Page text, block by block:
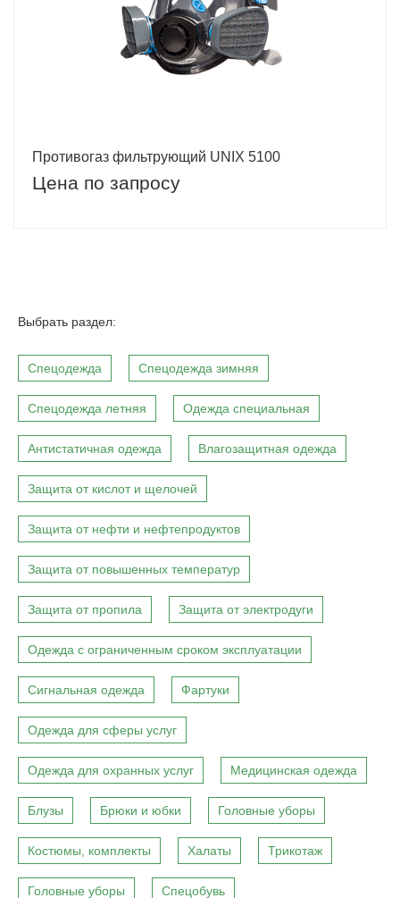
Противогаз фильтрующий UNIX 5100
Цена по запросу
Выбрать раздел:
Спецодежда Спецодежда зимняя
Спецодежда летняя Одежда специальная
Антистатичная одежда Влагозащитная одежда
Защита от кислот и щелочей
Защита от нефти и нефтепродуктов
Защита от повышенных температур
Защита от пропила Защита от электродуги
Одежда с ограниченным сроком эксплуатации
Сигнальная одежда Фартуки
Одежда для сферы услуг
Одежда для охранных услуг Медицинская одежда
Блузы Брюки и юбки Головные уборы
Костюмы, комплекты Халаты Трикотаж
Головные уборы Спецобувь